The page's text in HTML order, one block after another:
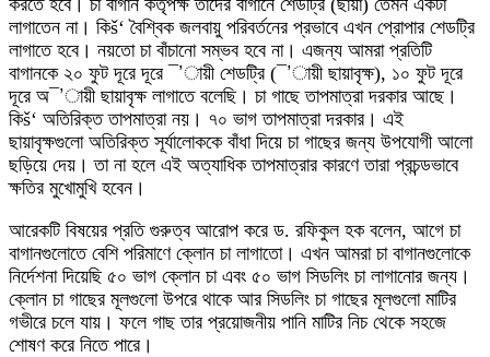
করতে হবে। চা বাগান কর্তৃপক্ষ তাদের বাগানে শেডট্রি (ছায়া) তেমন একটা
লাগাতেন না। কিš‘ বৈশ্বিক জলবায়ু পরিবর্তনের প্রভাবে এখন প্রোপার শেডট্রি
লাগাতে হবে। নয়তো চা বাঁচানো সম্ভব হবে না। এজন্য আমরা প্রতিটি
বাগানকে ২০ ফুট দূরে দূরে ¯’ায়ী শেডট্রি (¯’ায়ী ছায়াবৃক্ষ), ১০ ফুট দূরে
দূরে অ¯’ায়ী ছায়াবৃক্ষ লাগাতে বলেছি। চা গাছে তাপমাত্রা দরকার আছে।
কিš‘ অতিরিক্ত তাপমাত্রা নয়। ৭০ ভাগ তাপমাত্রা দরকার। এই
ছায়াবৃক্ষগুলো অতিরিক্ত সূর্যালোককে বাঁধা দিয়ে চা গাছের জন্য উপযোগী আলো
ছড়িয়ে দেয়। তা না হলে এই অত্যাধিক তাপমাত্রার কারণে তারা প্রচন্ডভাবে
ক্ষতির মুখোমুখি হবেন।
আরেকটি বিষয়ের প্রতি গুরুত্ব আরোপ করে ড. রফিকুল হক বলেন, আগে চা
বাগানগুলোতে বেশি পরিমাণে ক্লোন চা লাগাতো। এখন আমরা চা বাগানগুলোকে
নির্দেশনা দিয়েছি ৫০ ভাগ ক্লোন চা এবং ৫০ ভাগ সিডলিং চা লাগানোর জন্য।
ক্লোন চা গাছের মূলগুলো উপরে থাকে আর সিডলিং চা গাছের মূলগুলো মাটির
গভীরে চলে যায়। ফলে গাছ তার প্রয়োজনীয় পানি মাটির নিচ থেকে সহজে
শোষণ করে নিতে পারে।